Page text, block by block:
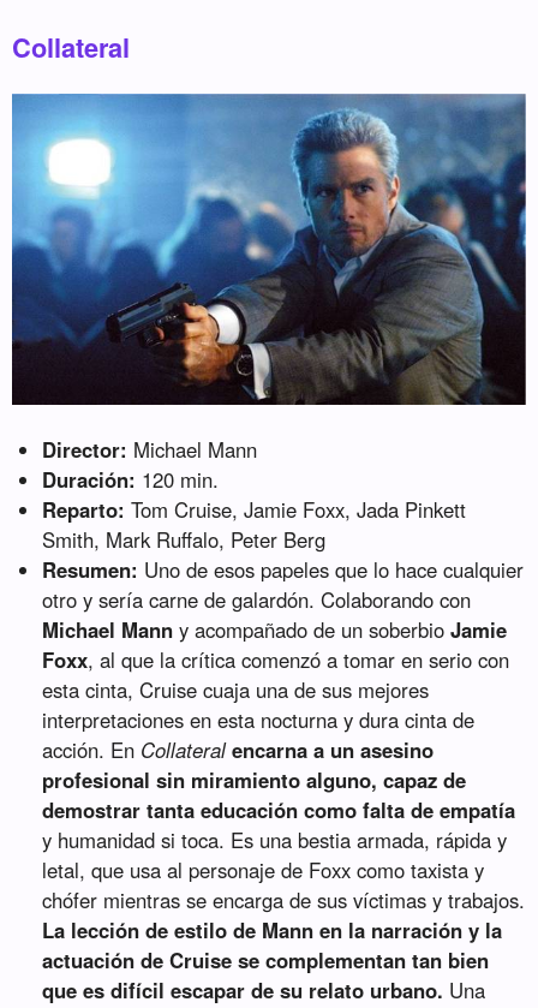
Collateral
Director: Michael Mann
Duración: 120 min.
Reparto: Tom Cruise, Jamie Foxx, Jada Pinkett
Smith, Mark Ruffalo, Peter Berg
Resumen: Uno de esos papeles que lo hace cualquier
otro y sería carne de galardón. Colaborando con
Michael Mann y acompañado de un soberbioJamie
Foxx, al que la crítica comenzó a tomar en serio con
esta cinta, Cruise cuaja una de sus mejores
interpretaciones en esta nocturna y dura cinta de
acción. En Collateral encarna a un asesino
profesional sin miramiento alguno, capaz de
demostrar tanta educación como falta de empatía
y humanidad si toca. Es una bestia armada, rápida y
letal, que usa al personaje de Foxx como taxista y
chófer mientras se encarga de sus víctimas y trabajos.
La lección de estilo de Mann en la narración y la
actuación de Cruise se complementan tan bien
que es difícil escapar de su relato urbano. Una